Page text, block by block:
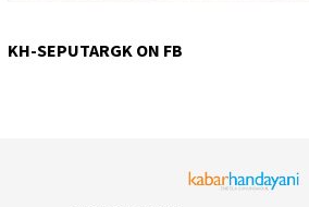
KH-SEPUTARGK ON FB